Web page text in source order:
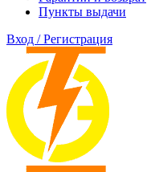
Пункты выдачи
Вход / Регистрация